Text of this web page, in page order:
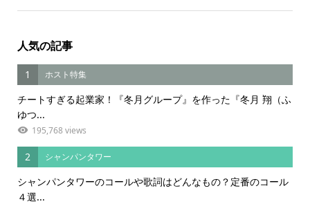
人気の記事
1 ホスト特集
チートすぎる起業家！『冬月グループ』を作った『冬月 翔（ふ
ゆつ...
195,768 views
2 シャンパンタワー
シャンパンタワーのコールや歌詞はどんなもの？定番のコール
４選...